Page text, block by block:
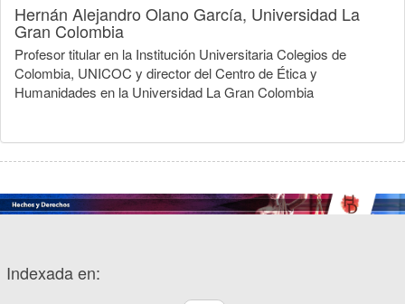
Hernán Alejandro Olano García, Universidad La
Gran Colombia
Profesor titular en la Institución Universitaria Colegios de
Colombia, UNICOC y director del Centro de Ética y
Humanidades en la Universidad La Gran Colombia
Indexada en: